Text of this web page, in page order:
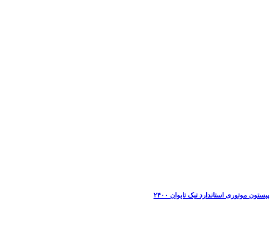
پیستون موتوری استاندارد تیک تایوان ۲۴۰۰